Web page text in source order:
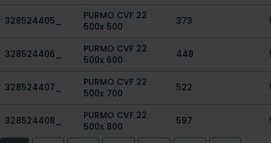
328524405_
PURMO CVF 22
500x 500
373
328524406_
PURMO CVF 22
500x 600
448
328524407_
PURMO CVF 22
500x 700
522
328524408_
PURMO CVF 22
500x 800
597